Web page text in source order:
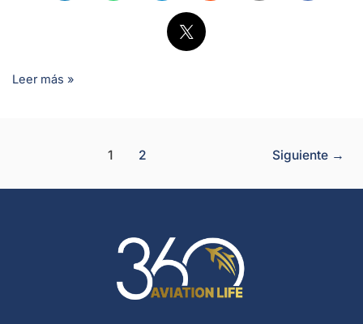
Leer más »
1 2 Siguiente →